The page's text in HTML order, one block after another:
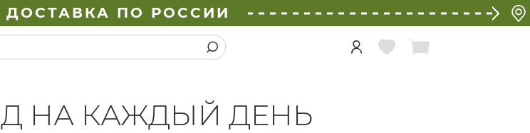
ДОСТАВКА ПО РОССИИ
НА КАЖДЫЙ ДЕНЬ